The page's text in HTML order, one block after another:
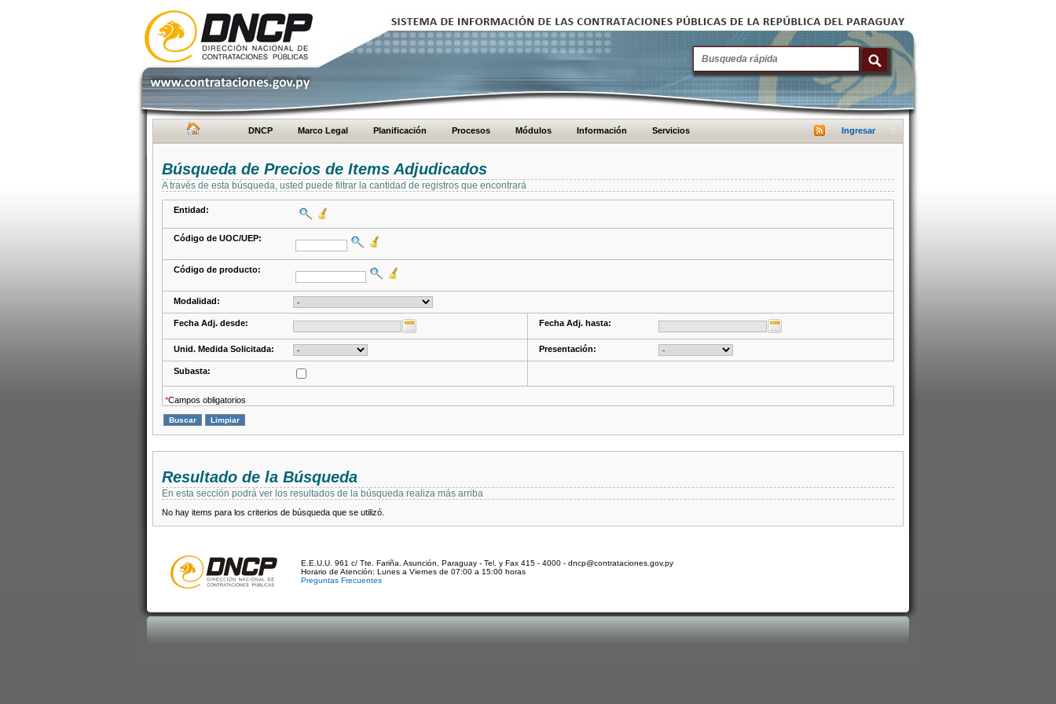
DNCP Marco Legal Planificación Procesos Módulos Información Servicios Ingresar
Búsqueda de Precios de Items Adjudicados
A través de esta búsqueda, usted puede filtrar la cantidad de registros que encontrará
Entidad:
Código de UOC/UEP:
Código de producto:
Modalidad:
Fecha Adj. desde: Fecha Adj. hasta:
Unid. Medida Solicitada: Presentación:
Subasta:
*Campos obligatorios
Resultado de la Búsqueda
En esta sección podrá ver los resultados de la búsqueda realiza más arriba
No hay items para los criterios de búsqueda que se utilizó.
E.E.U.U. 961 c/ Tte. Fariña. Asunción, Paraguay - Tel. y Fax 415 - 4000 - dncp@contrataciones.gov.py
Horario de Atención: Lunes a Viernes de 07:00 a 15:00 horas
Preguntas Frecuentes